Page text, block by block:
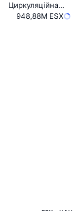
Циркуляційна
948,88M ESX